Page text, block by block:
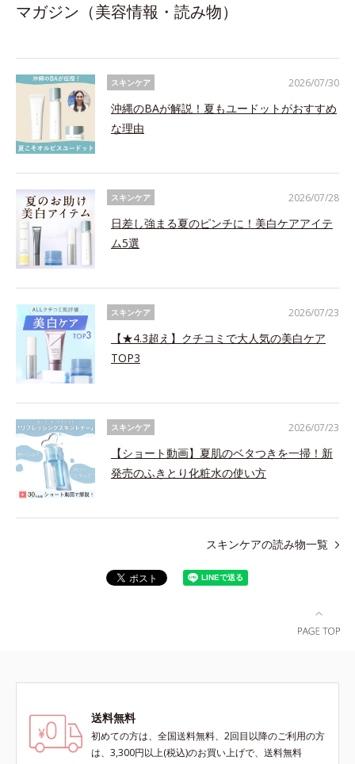
マガジン（美容情報・読み物）
スキンケア
沖縄のBAが解説！夏もユードットがおすすめ
な理由
2026/07/30
スキンケア
日差し強まる夏のピンチに！美白ケアアイテ
ム5選
2026/07/28
スキンケア
【★4.3超え】クチコミで大人気の美白ケア
TOP3
2026/07/23
スキンケア
【ショート動画】夏肌のベタつきを一掃！新
発売のふきとり化粧水の使い方
2026/07/23
スキンケアの読み物一覧
送料無料
初めての方は、全国送料無料、2回目以降のご利用の方
は、3,300円以上(税込)のお買い上げで、送料無料